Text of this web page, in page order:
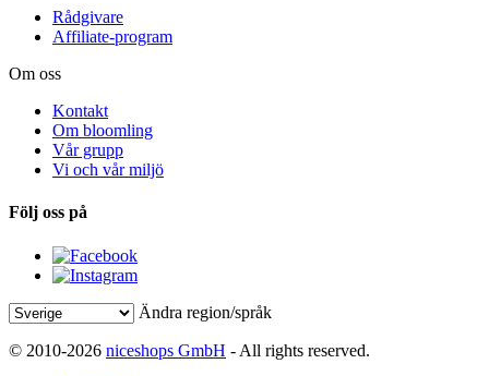
Rådgivare
Affiliate-program
Om oss
Kontakt
Om bloomling
Vår grupp
Vi och vår miljö
Följ oss på
Ändra region/språk
© 2010-2026 niceshops GmbH - All rights reserved.